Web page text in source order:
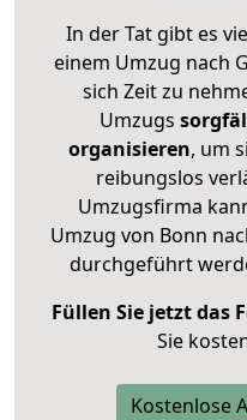
In der Tat gibt es
einem Umzug nach
sich Zeit zu
Umzugs
organisieren, um
reibungslos
Umzugsfirma
Umzug von Bonn
durchgeführt
Füllen Sie jetzt das
Sie
Kostenlose